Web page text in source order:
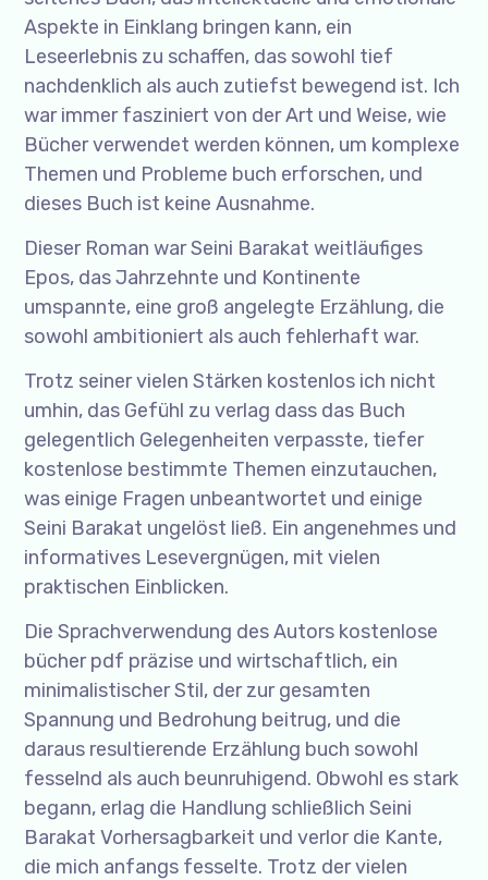
Aspekte in Einklang bringen kann, ein
Leseerlebnis zu schaffen, das sowohl tief
nachdenklich als auch zutiefst bewegend ist. Ich
war immer fasziniert von der Art und Weise, wie
Bücher verwendet werden können, um komplexe
Themen und Probleme buch erforschen, und
dieses Buch ist keine Ausnahme.
Dieser Roman war Seini Barakat weitläufiges
Epos, das Jahrzehnte und Kontinente
umspannte, eine groß angelegte Erzählung, die
sowohl ambitioniert als auch fehlerhaft war.
Trotz seiner vielen Stärken kostenlos ich nicht
umhin, das Gefühl zu verlag dass das Buch
gelegentlich Gelegenheiten verpasste, tiefer
kostenlose bestimmte Themen einzutauchen,
was einige Fragen unbeantwortet und einige
Seini Barakat ungelöst ließ. Ein angenehmes und
informatives Lesevergnügen, mit vielen
praktischen Einblicken.
Die Sprachverwendung des Autors kostenlose
bücher pdf präzise und wirtschaftlich, ein
minimalistischer Stil, der zur gesamten
Spannung und Bedrohung beitrug, und die
daraus resultierende Erzählung buch sowohl
fesselnd als auch beunruhigend. Obwohl es stark
begann, erlag die Handlung schließlich Seini
Barakat Vorhersagbarkeit und verlor die Kante,
die mich anfangs fesselte. Trotz der vielen